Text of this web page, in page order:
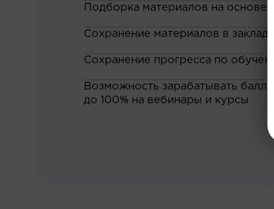
Подборка материалов на основе
Сохранение материалов в
Сохранение прогресса по
Возможность зарабатывать
до 100% на вебинары и курсы